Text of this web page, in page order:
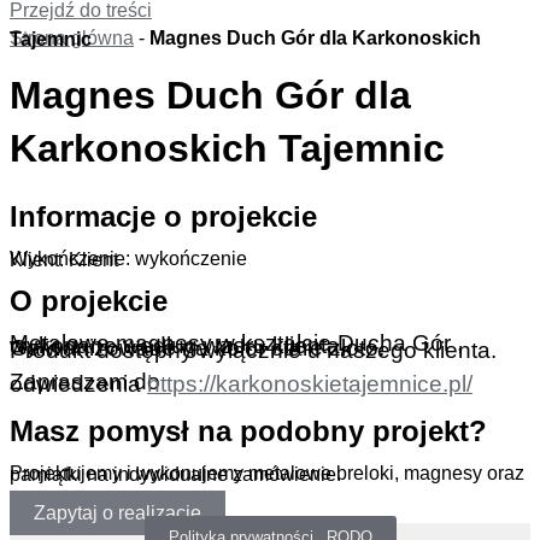
Przejdź do treści
Strona główna -
Magnes Duch Gór dla Karkonoskich Tajemnic
Magnes Duch Gór dla
Karkonoskich Tajemnic
Informacje o projekcie
Wykończenie: wykończenie
Klient: Klient
O projekcie
Metalowe magnesy w kształcie Ducha Gór , wykonane według wzoru klienta.
Galwanizowane na kolor stare złoto.
Produkt dostępny wyłącznie u naszego klienta.
Zapraszam do odwiedzeniahttps://karkonoskietajemnice.pl/
Masz pomysł na podobny projekt?
Projektujemy i wykonujemy metalowe breloki, magnesy oraz pamiątki na indywidualne zamówienie.
Zapytaj o realizację